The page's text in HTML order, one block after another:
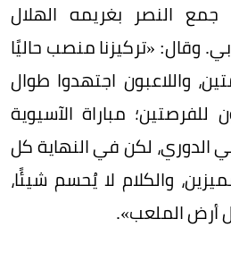
جمع النصر بغريمه الهلال
وقال: «تركيزنا منصب حاليًا
واللاعبون اجتهدوا طوال
مباراة الآسيوية
في الدوري، لكن في النهاية كل
والكلام لا يُحسم شيئًا،
الملعب».